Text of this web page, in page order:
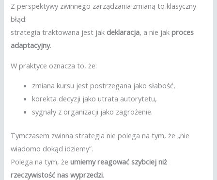
Z perspektywy zwinnego zarządzania zmianą to klasyczny
błąd:
strategia traktowana jest jak deklaracja, a nie jakproces
adaptacyjny.
W praktyce oznacza to, że:
zmiana kursu jest postrzegana jako słabość,
korekta decyzji jako utrata autorytetu,
sygnały z organizacji jako zagrożenie.
Tymczasem zwinna strategia nie polega na tym, że „nie
wiadomo dokąd idziemy”.
Polega na tym, żeumiemy reagować szybciej niż
rzeczywistość nas wyprzedzi.